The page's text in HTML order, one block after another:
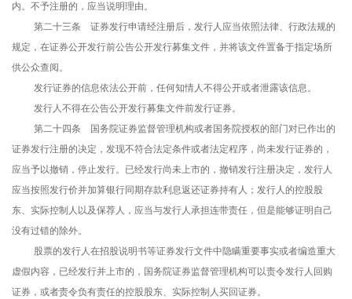
内。不予注册的，应当说明理由。
第二十三条 证券发行申请经注册后，发行人应当依照法律、行政法规的
规定，在证券公开发行前公告公开发行募集文件，并将该文件置备于指定场所
供公众查阅。
发行证券的信息依法公开前，任何知情人不得公开或者泄露该信息。
发行人不得在公告公开发行募集文件前发行证券。
第二十四条 国务院证券监督管理机构或者国务院授权的部门对已作出的
证券发行注册的决定，发现不符合法定条件或者法定程序，尚未发行证券的，
应当予以撤销，停止发行。已经发行尚未上市的，撤销发行注册决定，发行人
应当按照发行价并加算银行同期存款利息返还证券持有人；发行人的控股股
东、实际控制人以及保荐人，应当与发行人承担连带责任，但是能够证明自己
没有过错的除外。
股票的发行人在招股说明书等证券发行文件中隐瞒重要事实或者编造重大
虚假内容，已经发行并上市的，国务院证券监督管理机构可以责令发行人回购
证券，或者责令负有责任的控股股东、实际控制人买回证券。